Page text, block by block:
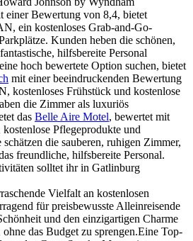
Bewertung von 8,4, bietet
ein kostenloses Grab-and-Go-
Kunden heben die schönen,
hilfsbereite Personal
hoch bewertete Option suchen, bietet
mit einer beeindruckenden Bewertung
kostenloses Frühstück und kostenlose
die Zimmer als luxuriös
das Belle Aire Motel, bewertet mit
Pflegeprodukte und
die sauberen, ruhigen Zimmer,
freundliche, hilfsbereite Personal.
solltet ihr in Gatlinburg
Vielfalt an kostenlosen
für preisbewusste Alleinreisende
und den einzigartigen Charme
das Budget zu sprengen.Eine Top-